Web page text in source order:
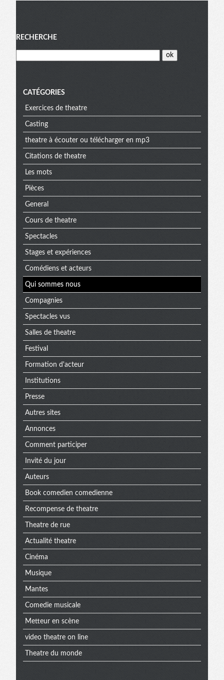
Menu
RECHERCHE
CATÉGORIES
Exercices de theatre
Casting
theatre à écouter ou télécharger en mp3
Citations de theatre
Les mots
Pièces
General
Cours de theatre
Spectacles
Stages et expériences
Comédiens et acteurs
Qui sommes nous
Compagnies
Spectacles vus
Salles de theatre
Festival
Formation d'acteur
Institutions
Presse
Autres sites
Annonces
Comment participer
Invité du jour
Auteurs
Book comedien comedienne
Recompense de theatre
Theatre de rue
Actualité theatre
Cinéma
Musique
Mantes
Comedie musicale
Metteur en scène
video theatre on line
Theatre du monde